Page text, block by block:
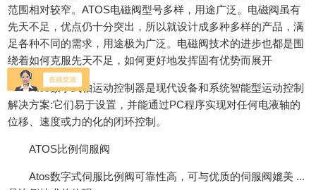
范围相对较窄。ATOS电磁阀型号多样，用途广泛。电磁阀虽有
先天不足，优点仍十分突出，所以就设计成多种多样的产品，满
足各种不同的需求，用途极为广泛。电磁阀技术的进步也都是围
绕着如何克服先天不足，如何更好地发挥固有优势而展开
Atos数字式轴运动控制器是现代设备和系统智能型运动控制
解决方案:它们易于设置，并能通过PC程序实现对任何电液轴的
位移、速度或力的化的闭环控制。
ATOS比例伺服阀
Atos数字式伺服比例阀可靠性高，可与优质的伺服阀媲美 ...